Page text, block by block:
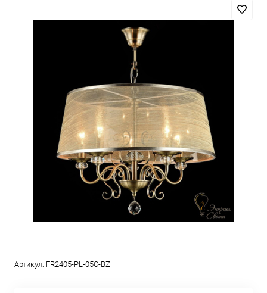
Артикул: FR2405-PL-05C-BZ